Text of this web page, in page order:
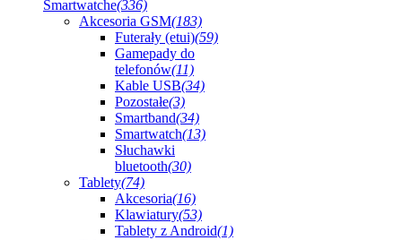
Smartwatche(336)
Akcesoria GSM(183)
Futerały (etui)(59)
Gamepady do
telefonów(11)
Kable USB(34)
Pozostałe(3)
Smartband(34)
Smartwatch(13)
Słuchawki
bluetooth(30)
Tablety(74)
Akcesoria(16)
Klawiatury(53)
Tablety z Android(1)